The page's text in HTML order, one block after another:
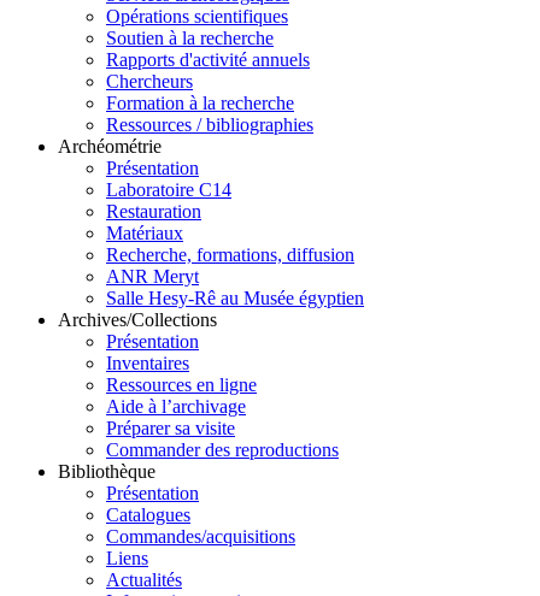
Opérations scientifiques
Soutien à la recherche
Rapports d'activité annuels
Chercheurs
Formation à la recherche
Ressources / bibliographies
Archéométrie
Présentation
Laboratoire C14
Restauration
Matériaux
Recherche, formations, diffusion
ANR Meryt
Salle Hesy-Rê au Musée égyptien
Archives/Collections
Présentation
Inventaires
Ressources en ligne
Aide à l’archivage
Préparer sa visite
Commander des reproductions
Bibliothèque
Présentation
Catalogues
Commandes/acquisitions
Liens
Actualités